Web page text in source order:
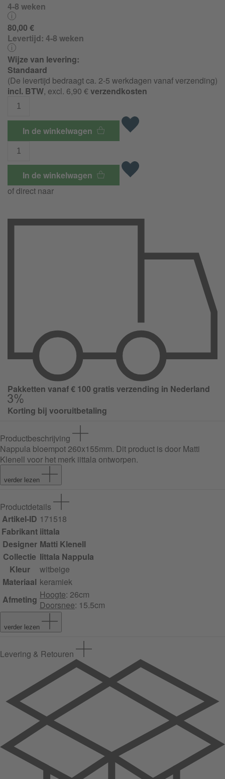
4-8 weken
80,00 €
Levertijd: 4-8 weken
Wijze van levering:
Standaard
(De levertijd bedraagt ca. 2-5 werkdagen vanaf verzending)
incl. BTW, excl. 6,90 €verzendkosten
In de winkelwagen
In de winkelwagen
of direct naar
Pakketten vanaf € 100 gratis verzending in Nederland
Korting bij vooruitbetaling
Productbeschrijving
Nappula bloempot 260x155mm. Dit product is door Matti
Klenell voor het merk iittala ontworpen.
verder lezen
Productdetails
Artikel-ID 171518
Fabrikant iittala
Designer Matti Klenell
Collectie Iittala Nappula
Kleur
witbeige
Materiaal keramiek
Afmeting Hoogte: 26cm
Doorsnee: 15.5cm
verder lezen
Levering & Retouren